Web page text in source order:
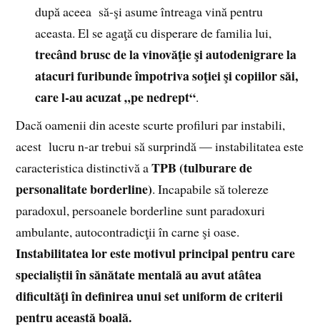
după aceea să-şi asume întreaga vină pentru
aceasta. El se agaţă cu disperare de familia lui,
trecând brusc de la vinovăţie şi autodenigrare la
atacuri furibunde împotriva soţiei şi copiilor săi,
care l-au acuzat „pe nedrept“.
Dacă oamenii din aceste scurte profiluri par instabili,
acest lucru n-ar trebui să surprindă — instabilitatea este
caracteristica distinctivă aTPB (tulburare de
personalitate borderline). Incapabile să tolereze
paradoxul, persoanele borderline sunt paradoxuri
ambulante, autocontradicţii în carne şi oase.
Instabilitatea lor este motivul principal pentru care
specialiştii în sănătate mentală au avut atâtea
dificultăţi în definirea unui set uniform de criterii
pentru această boală.